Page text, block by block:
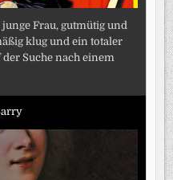
junge Frau, gutmütig und
klug und ein totaler
Suche nach einem